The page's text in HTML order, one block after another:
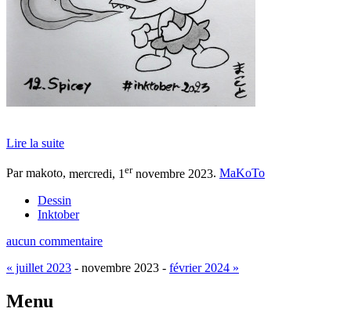
Lire la suite
Par makoto, mercredi, 1 ernovembre 2023. MaKoTo
Dessin
Inktober
aucun commentaire
« juillet 2023 - novembre 2023 - février 2024 »
Menu